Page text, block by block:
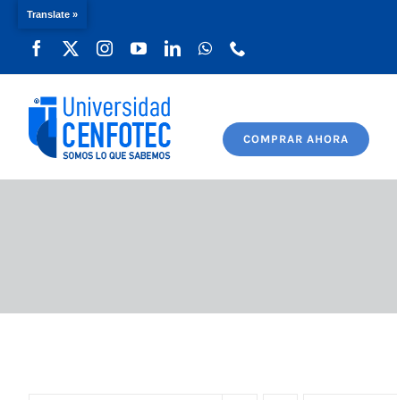
COMPRAR AHORA
Translate »